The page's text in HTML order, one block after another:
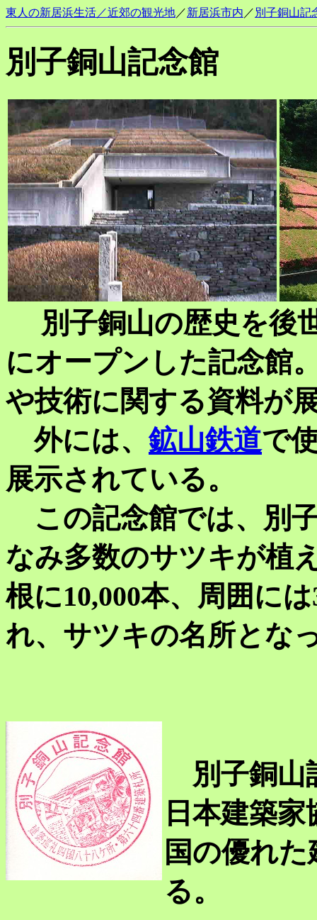
東人の新居浜生活／近郊の観光地／新居浜市内 ／ 別子銅山記
別子銅山記念館
別子銅山の歴史を後
にオープンした記念館
や技術に関する資料が
外には、鉱山鉄道で
展示されている。
この記念館では、別
なみ多数のサツキが植
根に10,000本、周囲に
れ、サツキの名所とな
別子銅山
日本建築
国の優れ
る。